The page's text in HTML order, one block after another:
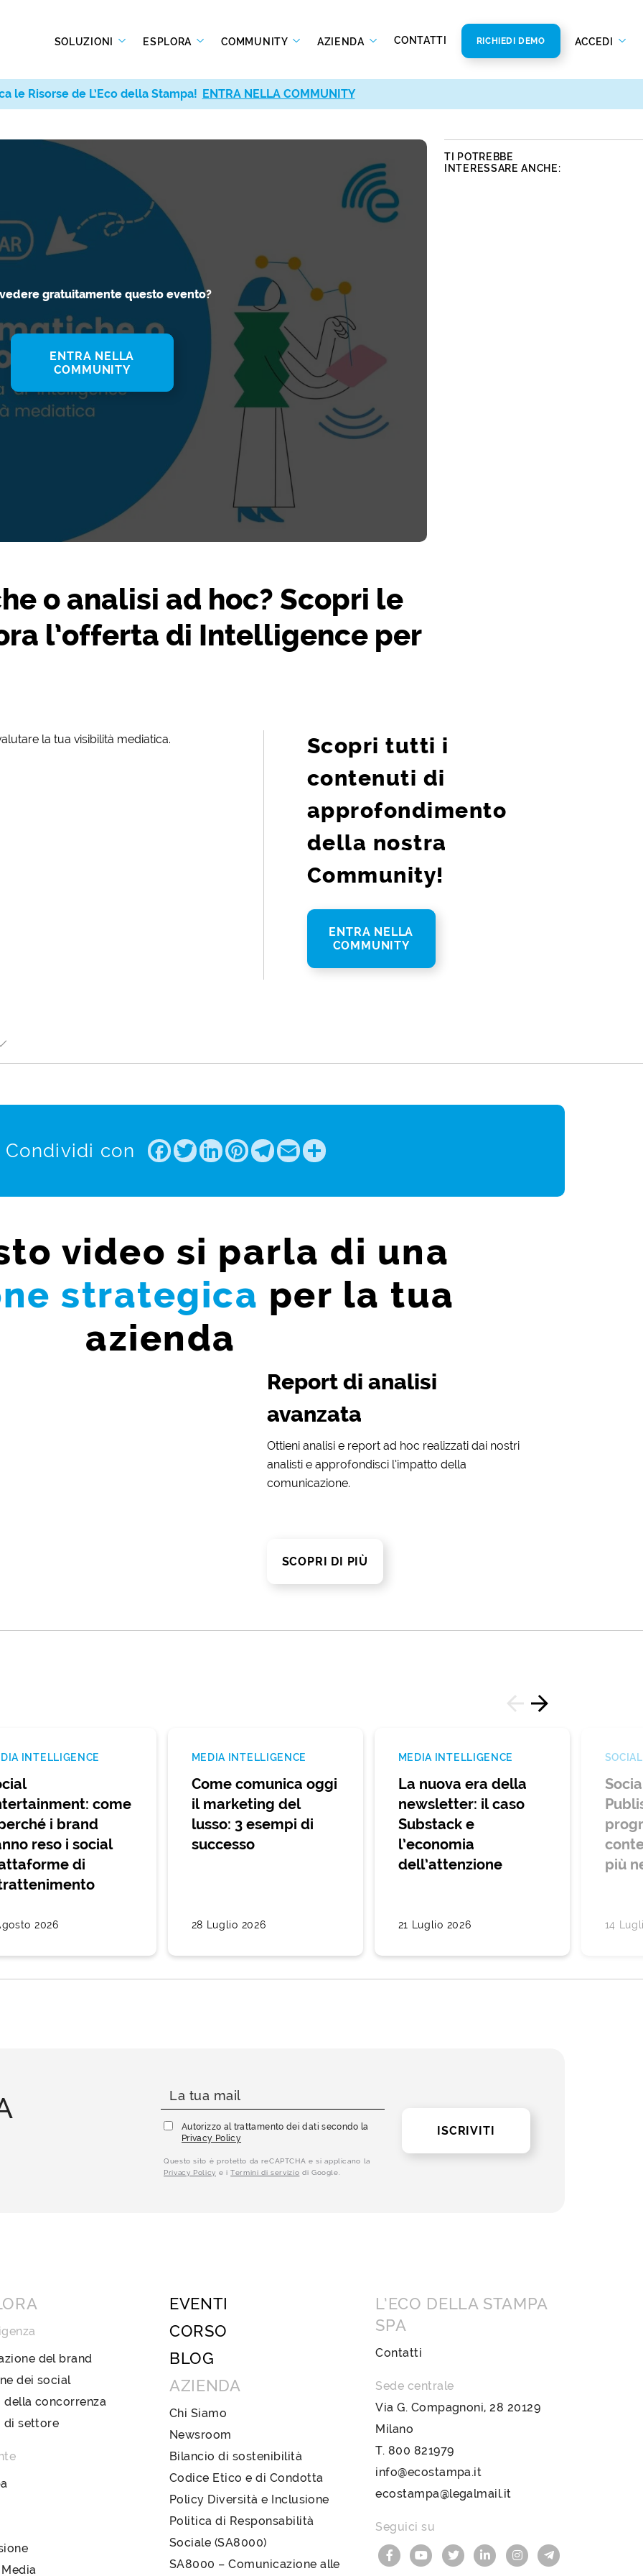
SOLUZIONI ESPLORA COMMUNITY AZIENDA CONTATTI RICHIEDI DEMO ACCEDI
gratuitamente questo evento?
ENTRA NELLA
COMMUNITY
o analisi ad hoc? Scopri le
l’offerta di Intelligence per
TI POTREBBE
INTERESSARE ANCHE:
la tua visibilità mediatica.
Scopri tutti i
contenuti di
approfondimento
della nostra
Community!
ENTRA NELLA
COMMUNITY
Condividi con Facebook
Twitter
LinkedIn
Pinterest
Telegram
EmailShare
video si parla di una
strategica per la tua
azienda
Report di analisi
avanzata
Ottieni analisi e report ad hoc realizzati dai nostri
analisti e approfondisci l’impatto della
comunicazione.
SCOPRI DI PIÙ
INTELLIGENCE
come
i brand
reso i social
di
2026
MEDIA INTELLIGENCE
Come comunica oggi
il marketing del
lusso: 3 esempi di
successo
28 Luglio 2026
MEDIA INTELLIGENCE
La nuova era della
newsletter: il caso
Substack e
l’economia
dell’attenzione
21 Luglio 2026
più
14
Autorizzo al trattamento dei dati secondo la
Privacy Policy
Questo sito è protetto da reCAPTCHA e si applicano la
Privacy Policy e iTermini di servizio di Google.
ISCRIVITI
del brand
dei social
della concorrenza
di settore
EVENTI
CORSO
BLOG
AZIENDA
Chi Siamo
Newsroom
Bilancio di sostenibilità
Codice Etico e di Condotta
Policy Diversità e Inclusione
Politica di Responsabilità
Sociale (SA8000)
SA8000 – Comunicazione alle
L’ECO DELLA STAMPA
SPA
Contatti
Sede centrale
Via G. Compagnoni, 28 20129
Milano
T. 800 821979
info@ecostampa.it
ecostampa@legalmail.it
Seguici su
le Risorse de L’Eco della Stampa! ENTRA NELLA COMMUNITY
le Risorse de L’Eco della Stampa! ENTRA NELLA COMMUNITY